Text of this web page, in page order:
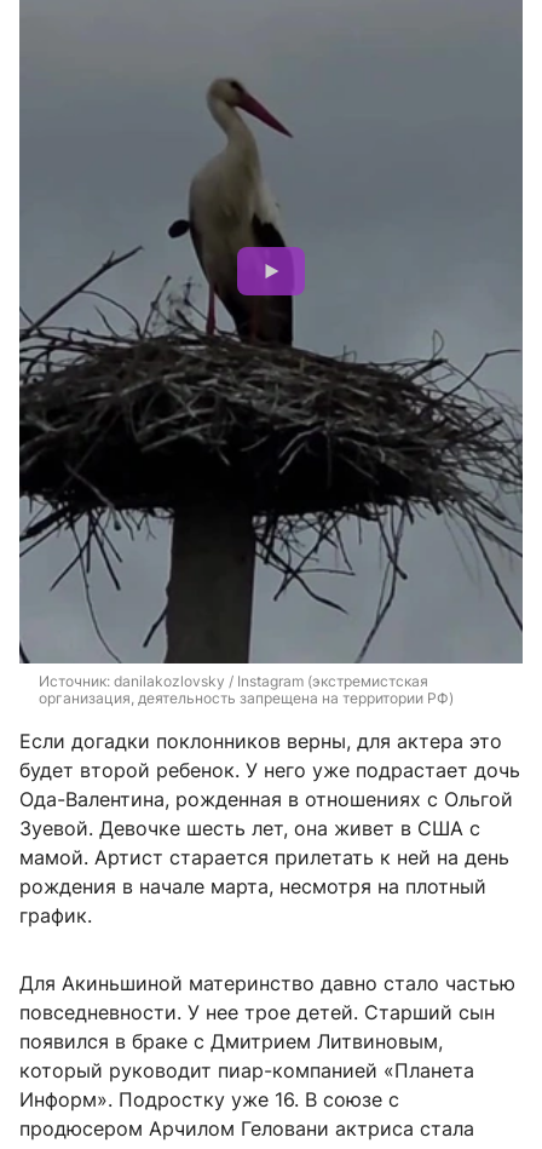
Источник: danilakozlovsky / Instagram (экстремистская
организация, деятельность запрещена на территории РФ)
Если догадки поклонников верны, для актера это
будет второй ребенок. У него уже подрастает дочь
Ода-Валентина, рожденная в отношениях с Ольгой
Зуевой. Девочке шесть лет, она живет в США с
мамой. Артист старается прилетать к ней на день
рождения в начале марта, несмотря на плотный
график.
Для Акиньшиной материнство давно стало частью
повседневности. У нее трое детей. Старший сын
появился в браке с Дмитрием Литвиновым,
который руководит пиар-компанией «Планета
Информ». Подростку уже 16. В союзе с
продюсером Арчилом Геловани актриса стала